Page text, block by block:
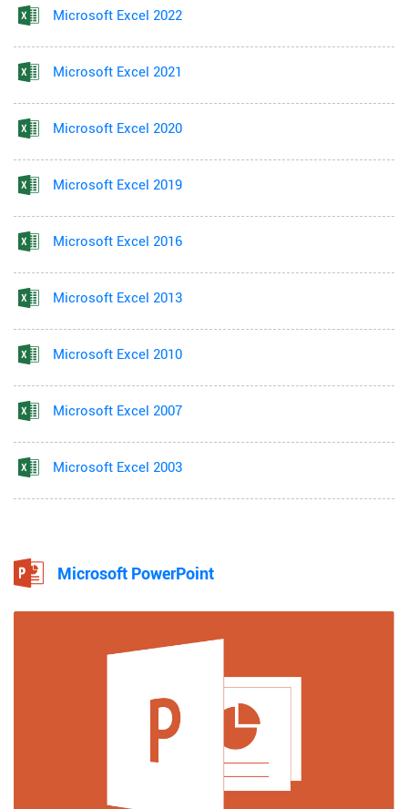
Microsoft Excel 2022
Microsoft Excel 2021
Microsoft Excel 2020
Microsoft Excel 2019
Microsoft Excel 2016
Microsoft Excel 2013
Microsoft Excel 2010
Microsoft Excel 2007
Microsoft Excel 2003
Microsoft PowerPoint